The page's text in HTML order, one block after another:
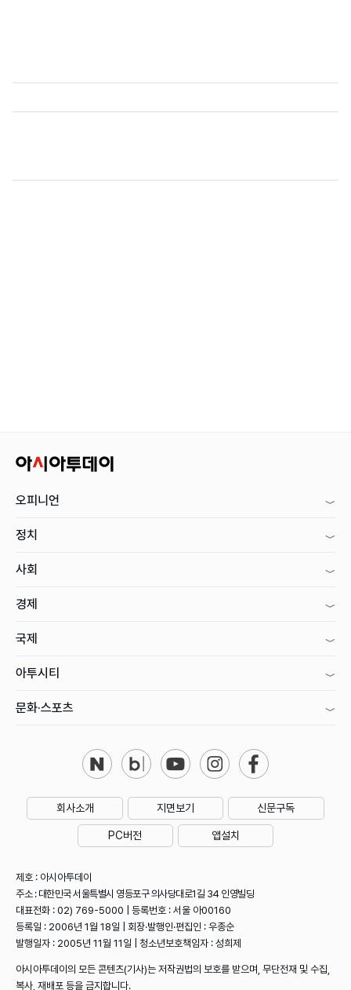
오피니언
정치
사회
경제
국제
아투시티
문화·스포츠
회사소개 지면보기 신문구독
PC버전 앱설치
제호 : 아시아투데이
주소 : 대한민국 서울특별시 영등포구 의사당대로1길 34 인영빌딩
대표전화 : 02) 769-5000 | 등록번호 : 서울 아00160
등록일 : 2006년 1월 18일 | 회장·발행인·편집인 : 우종순
발행일자 : 2005년 11월 11일 | 청소년보호책임자 : 성희제
아시아투데이의 모든 콘텐츠(기사)는 저작권법의 보호를 받으며, 무단전재 및 수집,
복사, 재배포 등을 금지합니다.